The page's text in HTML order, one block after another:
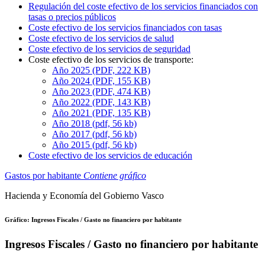
Regulación del coste efectivo de los servicios financiados con
tasas o precios públicos
Coste efectivo de los servicios financiados con tasas
Coste efectivo de los servicios de salud
Coste efectivo de los servicios de seguridad
Coste efectivo de los servicios de transporte:
Año 2025 (PDF, 222 KB)
Año 2024 (PDF, 155 KB)
Año 2023 (PDF, 474 KB)
Año 2022 (PDF, 143 KB)
Año 2021 (PDF, 135 KB)
Año 2018 (pdf, 56 kb)
Año 2017 (pdf, 56 kb)
Año 2015 (pdf, 56 kb)
Coste efectivo de los servicios de educación
Gastos por habitante Contiene gráfico
Hacienda y Economía del Gobierno Vasco
Gráfico: Ingresos Fiscales / Gasto no financiero por habitante
Ingresos Fiscales / Gasto no financiero por habitante